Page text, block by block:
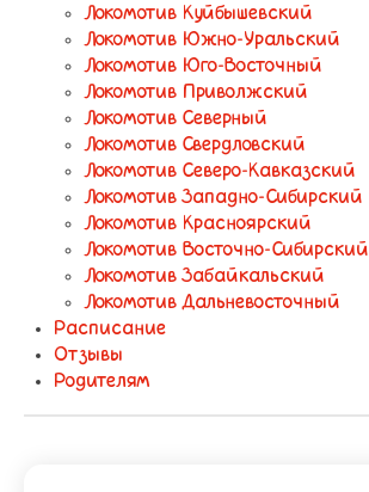
Локомотив Куйбышевский
Локомотив Южно-Уральский
Локомотив Юго-Восточный
Локомотив Приволжский
Локомотив Северный
Локомотив Свердловский
Локомотив Северо-Кавказский
Локомотив Западно-Сибирский
Локомотив Красноярский
Локомотив Восточно-Сибирский
Локомотив Забайкальский
Локомотив Дальневосточный
Расписание
Отзывы
Родителям